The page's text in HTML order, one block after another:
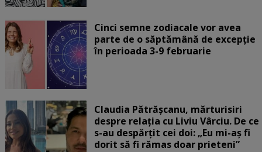
Cinci semne zodiacale vor avea
parte de o săptămână de excepție
în perioada 3-9 februarie
Claudia Pătrășcanu, mărturisiri
despre relația cu Liviu Vârciu. De ce
s-au despărțit cei doi: „Eu mi-aș fi
dorit să fi rămas doar prieteni”